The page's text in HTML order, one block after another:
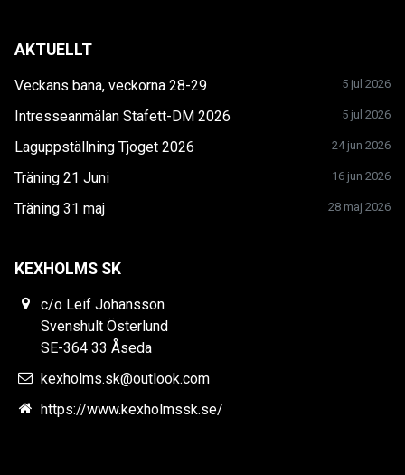
AKTUELLT
Veckans bana, veckorna 28-29 5 jul 2026
Intresseanmälan Stafett-DM 2026 5 jul 2026
Laguppställning Tjoget 2026 24 jun 2026
Träning 21 Juni 16 jun 2026
Träning 31 maj 28 maj 2026
KEXHOLMS SK
c/o Leif Johansson
Svenshult Österlund
SE-364 33 Åseda
kexholms.sk@outlook.com
https://www.kexholmssk.se/